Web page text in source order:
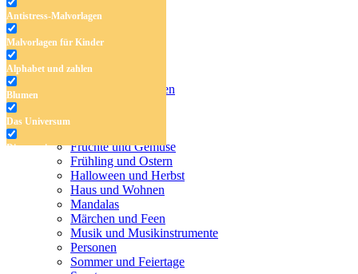
Antistress-Malvorlagen
Malvorlagen für Kinder
Alphabet und zahlen
Blumen
Das Universum
Dinosaurier
Früchte und Gemüse
Frühling und Ostern
Halloween und Herbst
Haus und Wohnen
Malvorlagen für Kinder
Alphabet und zahlen
Früchte und Gemüse
Frühling und Ostern
Halloween und Herbst
Haus und Wohnen
Mandalas
Märchen und Feen
Musik und Musikinstrumente
Personen
Sommer und Feiertage